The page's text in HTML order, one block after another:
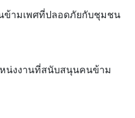
ข้ามเพศที่ปลอดภัยกับชุมชน
น่งงานที่สนับสนุนคนข้าม